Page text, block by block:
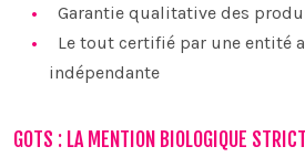
Garantie qualitative des
Le tout certifié par une entité
indépendante
GOTS : LA MENTION BIOLOGIQUE